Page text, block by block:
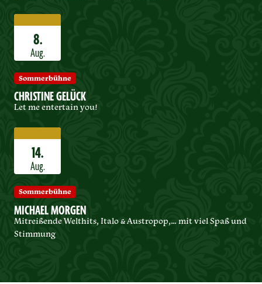
8.
Aug.
Sommerbühne
CHRISTINE GELÜCK
Let me entertain you!
14.
Aug.
Sommerbühne
MICHAEL MORGEN
Mitreißende Welthits, Italo & Austropop,… mit viel Spaß und
Stimmung